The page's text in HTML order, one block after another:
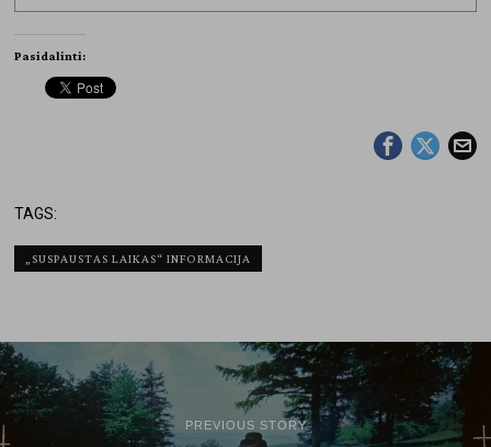
Pasidalinti:
TAGS:
„SUSPAUSTAS LAIKAS“ INFORMACIJA
PREVIOUS STORY